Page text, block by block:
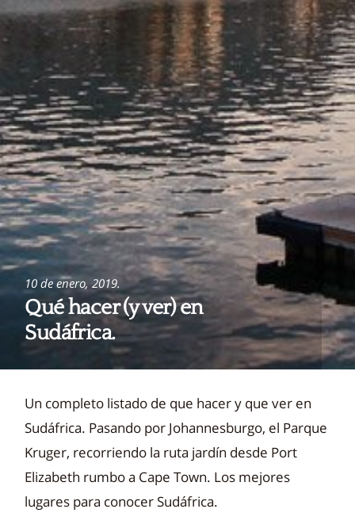
10 de enero, 2019.
Qué hacer (y ver) en
Sudáfrica.
Un completo listado de que hacer y que ver en
Sudáfrica. Pasando por Johannesburgo, el Parque
Kruger, recorriendo la ruta jardín desde Port
Elizabeth rumbo a Cape Town. Los mejores
lugares para conocer Sudáfrica.